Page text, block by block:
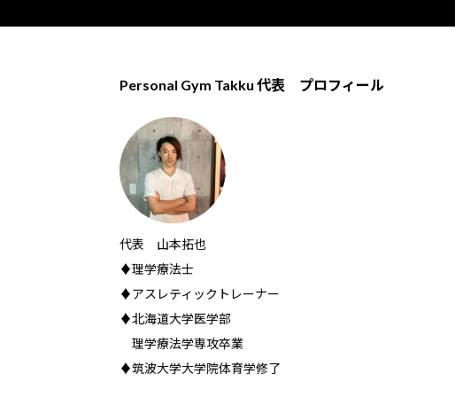
Personal Gym Takku 代表 プロフィール
代表 山本拓也
♦理学療法士
♦アスレティックトレーナー
♦北海道大学医学部
理学療法学専攻卒業
♦筑波大学大学院体育学修了